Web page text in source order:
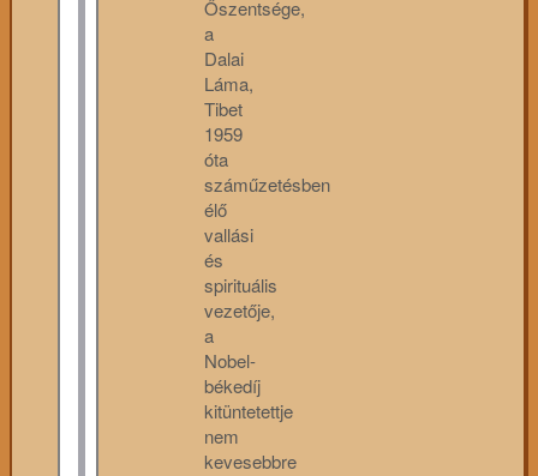
Őszentsége,
a
Dalai
Láma,
Tibet
1959
óta
száműzetésben
élő
vallási
és
spirituális
vezetője,
a
Nobel-
békedíj
kitüntetettje
nem
kevesebbre